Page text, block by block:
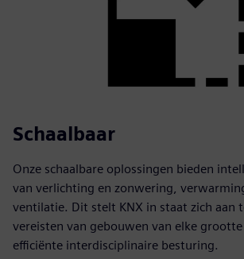
Schaalbaar
Onze schaalbare oplossingen bieden
van verlichting en zonwering,
ventilatie. Dit stelt KNX in staat zich aan
vereisten van gebouwen van elke
efficiënte interdisciplinaire besturing.